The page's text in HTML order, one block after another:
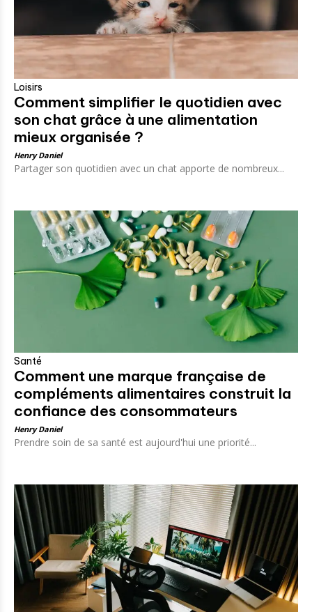
Loisirs
Comment simplifier le quotidien avec
son chat grâce à une alimentation
mieux organisée ?
Henry Daniel
Partager son quotidien avec un chat apporte de nombreux...
Santé
Comment une marque française de
compléments alimentaires construit la
confiance des consommateurs
Henry Daniel
Prendre soin de sa santé est aujourd'hui une priorité...